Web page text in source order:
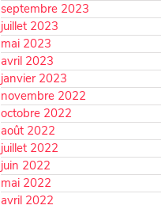
septembre 2023
juillet 2023
mai 2023
avril 2023
janvier 2023
novembre 2022
octobre 2022
août 2022
juillet 2022
juin 2022
mai 2022
avril 2022